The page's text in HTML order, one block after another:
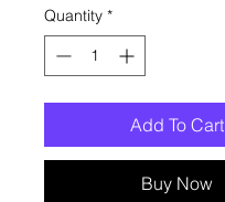
Quantity *
Add To Cart
Buy Now